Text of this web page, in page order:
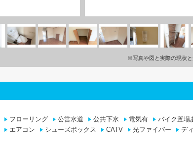
※写真や図と実際の現状
フローリング 公営水道 公共下水 電気有
バイク置場
エアコン シューズボックス CATV 光ファイバー
デ